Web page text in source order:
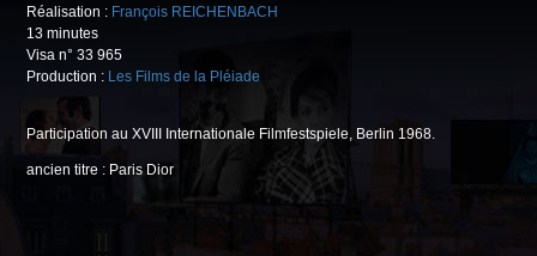
Réalisation : François REICHENBACH
13 minutes
Visa n° 33 965
Production : Les Films de la Pléiade
Participation au XVIII Internationale Filmfestspiele, Berlin 1968.
ancien titre : Paris Dior